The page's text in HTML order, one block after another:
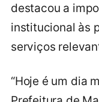
destacou a
institucional às
serviços
“Hoje é um dia